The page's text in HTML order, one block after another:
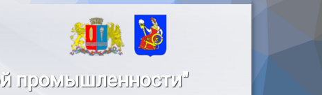
промышленности"